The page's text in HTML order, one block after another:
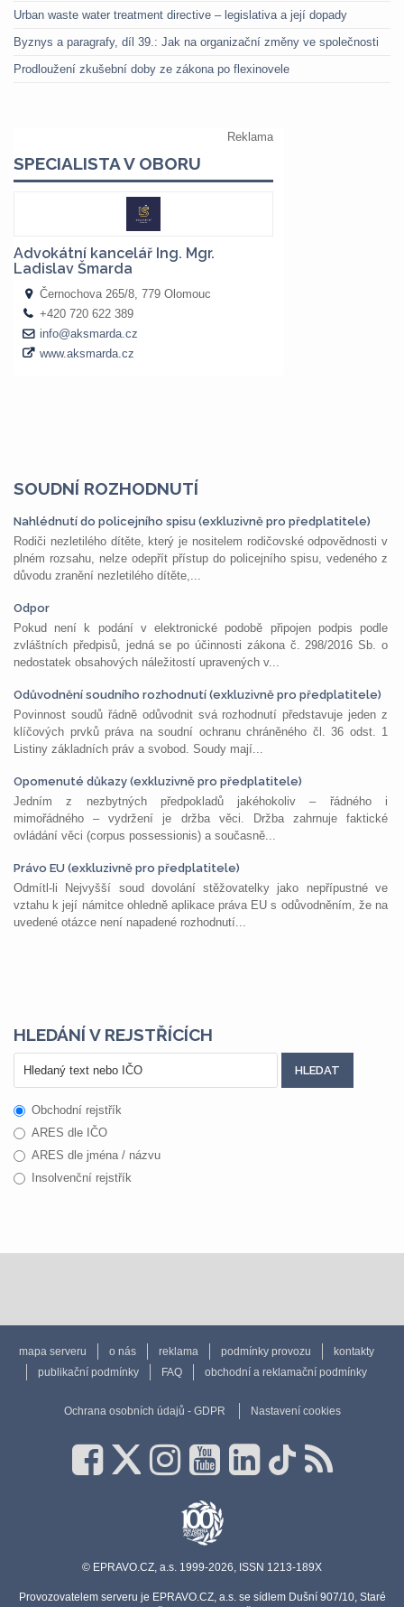
Urban waste water treatment directive – legislativa a její dopady
Byznys a paragrafy, díl 39.: Jak na organizační změny ve společnosti
Prodloužení zkušební doby ze zákona po flexinovele
SOUDNÍ ROZHODNUTÍ
Nahlédnutí do policejního spisu (exkluzivně pro předplatitele)
Rodiči nezletilého dítěte, který je nositelem rodičovské odpovědnosti v
plném rozsahu, nelze odepřít přístup do policejního spisu, vedeného z
důvodu zranění nezletilého dítěte,...
Odpor
Pokud není k podání v elektronické podobě připojen podpis podle
zvláštních předpisů, jedná se po účinnosti zákona č. 298/2016 Sb. o
nedostatek obsahových náležitostí upravených v...
Odůvodnění soudního rozhodnutí (exkluzivně pro předplatitele)
Povinnost soudů řádně odůvodnit svá rozhodnutí představuje jeden z
klíčových prvků práva na soudní ochranu chráněného čl. 36 odst. 1
Listiny základních práv a svobod. Soudy mají...
Opomenuté důkazy (exkluzivně pro předplatitele)
Jedním z nezbytných předpokladů jakéhokoliv – řádného i
mimořádného – vydržení je držba věci. Držba zahrnuje faktické
ovládání věci (corpus possessionis) a současně...
Právo EU (exkluzivně pro předplatitele)
Odmítl-li Nejvyšší soud dovolání stěžovatelky jako nepřípustné ve
vztahu k její námitce ohledně aplikace práva EU s odůvodněním, že na
uvedené otázce není napadené rozhodnutí...
HLEDÁNÍ V REJSTŘÍCÍCH
Obchodní rejstřík
ARES dle IČO
ARES dle jména / názvu
Insolvenční rejstřík
mapa serveru o nás reklama podmínky provozu
kontakty
publikační podmínky
FAQ obchodní a reklamační podmínky
Ochrana osobních údajů - GDPR Nastavení cookies
© EPRAVO.CZ, a.s. 1999-2026, ISSN 1213-189X
Provozovatelem serveru je EPRAVO.CZ, a.s. se sídlem Dušní 907/10, Staré